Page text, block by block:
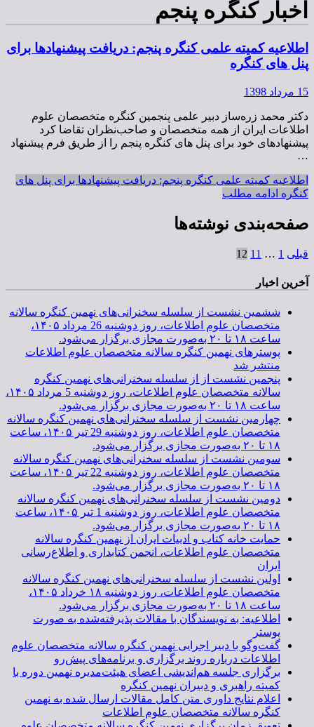
اخبار کنگره پنجم
اطلاعیه کمیته علمی کنگره پنجم: دریافت پیشنهادها برای
پنل های کنگره
15 مرداد 1398
دکتر محمد زره‌ساز دبیر علمی پنجمین کنگره متخصصان علوم
اطلاعات ایران از همه متخصصان و صاحب‌نظران تقاضا کرد
پیشنهادهای خود برای پنل های کنگره پنجم را از طریق فرم پیشنهاد
…
اطلاعیه کمیته علمی کنگره پنجم: دریافت پیشنهادها برای پنل های
کنگره ادامه مطلب
صفحه‌بندی نوشته‌ها
قبلی 1
…
11
12
آخرین اخبار
ششمین نشست از سلسله سخنرانی‌های نهمین کنگره سالانه
متخصصان علوم اطلاعات، روز دوشنبه 26 مرداد ۱۴۰۵،
ساعت ۱۸ تا ۲۰ به‌صورت مجازی برگزار می‌شود.
پوسترهای نهمین کنگره سالانه متخصصان علوم اطلاعات
منتشر شد
پنجمین نشست از از سلسله سخنرانی‌های نهمین کنگره
سالانه متخصصان علوم اطلاعات، روز دوشنبه 5 مرداد ۱۴۰۵،
ساعت ۱۸ تا ۲۰ به‌صورت مجازی برگزار می‌شود.
چهارمین نشست از سلسله سخنرانی‌های نهمین کنگره سالانه
متخصصان علوم اطلاعات، روز دوشنبه 29 تیر ۱۴۰۵، ساعت
۱۸ تا ۲۰ به‌صورت مجازی برگزار می‌شود.
سومین نشست از سلسله سخنرانی‌های نهمین کنگره سالانه
متخصصان علوم اطلاعات، روز دوشنبه 22 تیر ۱۴۰۵، ساعت
۱۸ تا ۲۰ به‌صورت مجازی برگزار می‌شود.
دومین نشست از سلسله سخنرانی‌های نهمین کنگره سالانه
متخصصان علوم اطلاعات، روز دوشنبه 1 تیر ۱۴۰۵، ساعت
۱۸ تا ۲۰ به‌صورت مجازی برگزار می‌شود.
حمایت خانه کتاب و ادبیات ایران از نهمین کنگره سالانه
متخصصان علوم اطلاعات، انجمن کتابداری و اطلاع‌رسانی
ایران
اولین نشست از سلسله سخنرانی‌های نهمین کنگره سالانه
متخصصان علوم اطلاعات، روز دوشنبه ۱۸ خرداد ۱۴۰۵،
ساعت ۱۸ تا ۲۰ به‌صورت مجازی برگزار می‌شود.
اطلاعیه: به نویسندگان با مقالات پذیرفته‌شده به صورت
پوستر
گفت‌وگو با دبیر اجرایی نهمین کنگره سالانه متخصصان علوم
اطلاعات درباره روند برگزاری و برنامه‌های پیش‌رو
برگزاری جلسه هم‌اندیشی اعضای هیئت‌مدیره نهمین دوره با
کمیته راهبری و دبیران نهمین کنگره
اعلام نتایج داوری متن کامل مقالات ارسال شده به نهمین
کنگره سالانه متخصصان علوم اطلاعات